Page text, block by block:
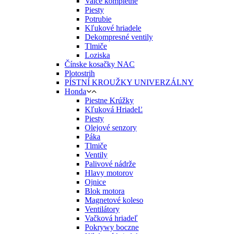
Piesty
Potrubie
Kľukové hriadele
Dekompresné ventily
Tlmiče
Loziska
Čínske kosačky NAC
Plotostrih
PÍSTNÍ KROUŽKY UNIVERZÁLNY
Honda
Piestne Krúžky
Kľuková HriadeĽ
Piesty
Olejové senzory
Páka
Tlmiče
Ventily
Palivové nádrže
Hlavy motorov
Ojnice
Blok motora
Magnetové koleso
Ventilátory
Vačková hriadeľ
Pokrywy boczne